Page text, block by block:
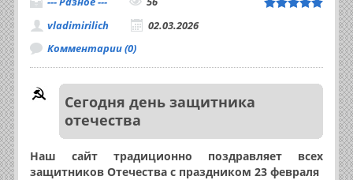
vladimirilich
02.03.2026
Комментарии (0)
Сегодня день защитника
отечества
Наш сайт традиционно поздравляет всех
защитников Отечества с праздником 23 февраля